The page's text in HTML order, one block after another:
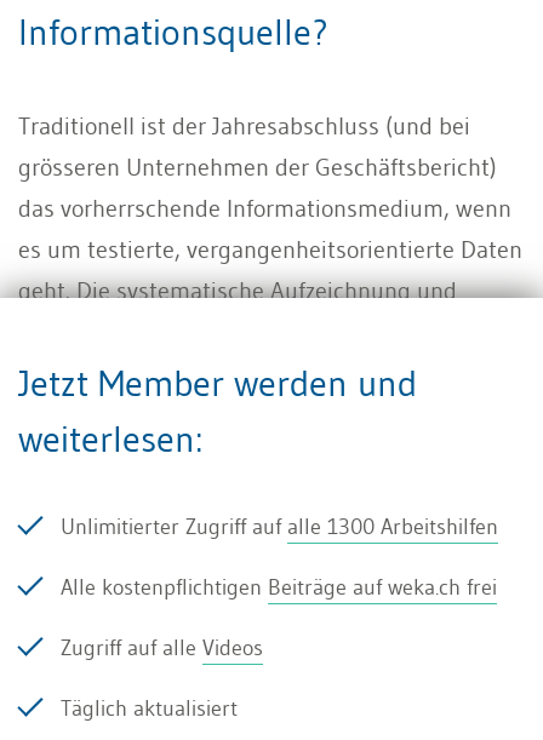
Informationsquelle?
Traditionell ist der Jahresabschluss (und bei
grösseren Unternehmen der Geschäftsbericht)
das vorherrschende Informationsmedium, wenn
es um testierte, vergangenheitsorientierte Daten
geht. Die systematische Aufzeichnung und
geschlossenen Zahlenwerk nach vorgegebenen
unabhängigen Abschlussprüfer unterliegt,
Güteaussage, die anderen Informationsmedien
nicht nur fehlt, sondern in den meisten
Auf der anderen Seite kommen diese geprüften
Informationen spät – und für viele Adressaten zu
Jetzt Member werden und
weiterlesen:
Unlimitierter Zugriff auf alle 1300 Arbeitshilfen
Alle kostenpflichtigen Beiträge auf weka.ch frei
Zugriff auf alle Videos
Täglich aktualisiert